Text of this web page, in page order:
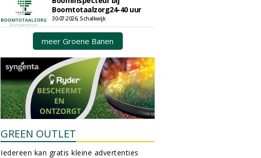
Boomtotaalzorg24-40 uur
30-07-2026, Schalkwijk
meer Groene Banen
GREEN OUTLET
Iedereen kan gratis kleine advertenties